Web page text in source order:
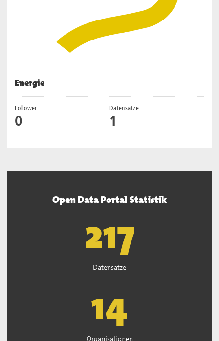
Energie
Follower
0
Datensätze
1
Open Data Portal Statistik
219
Datensätze
14
Organisationen